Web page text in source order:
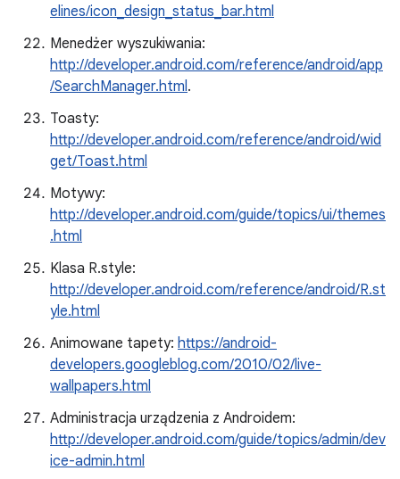
elines/icon_design_status_bar.html
Menedżer wyszukiwania:
http://developer.android.com/reference/android/app
/SearchManager.html.
Toasty:
http://developer.android.com/reference/android/wid
get/Toast.html
Motywy:
http://developer.android.com/guide/topics/ui/themes
.html
Klasa R.style:
http://developer.android.com/reference/android/R.st
yle.html
Animowane tapety: https://android-
developers.googleblog.com/2010/02/live-
wallpapers.html
Administracja urządzenia z Androidem:
http://developer.android.com/guide/topics/admin/dev
ice-admin.html